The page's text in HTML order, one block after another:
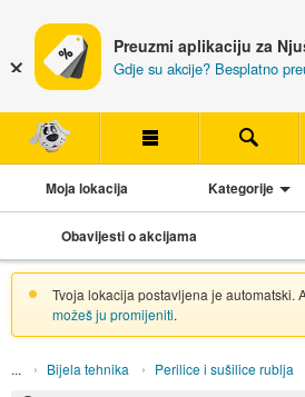
Preuzmi aplikaciju za
Gdje su akcije? Besplatno
Moja lokacija Kategorije
Obavijesti o akcijama
Tvoja lokacija postavljena je automatski.
možeš ju promijeniti.
Bijela tehnika
Perilice i sušilice rublja